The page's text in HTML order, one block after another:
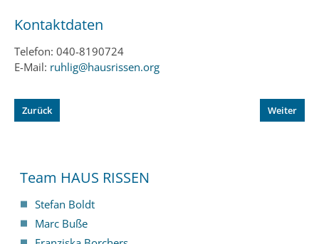
Kontaktdaten
Telefon: 040-8190724
E-Mail: ruhlig@hausrissen.org
Zurück Weiter
Team HAUS RISSEN
Stefan Boldt
Marc Buße